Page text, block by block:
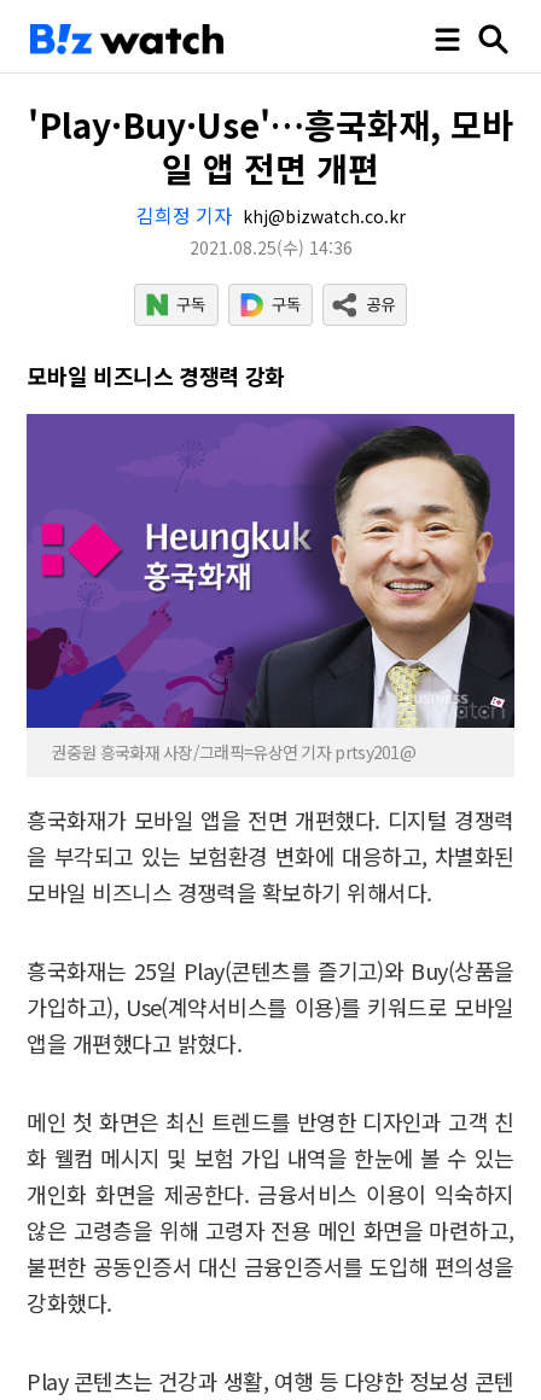
'Play·Buy·Use'…흥국화재, 모바
일 앱 전면 개편
김희정 기자 khj@bizwatch.co.kr
2021.08.25(수) 14:36
모바일 비즈니스 경쟁력 강화
권중원 흥국화재 사장/그래픽=유상연 기자 prtsy201@
흥국화재가 모바일 앱을 전면 개편했다. 디지털 경쟁력
을 부각되고 있는 보험환경 변화에 대응하고, 차별화된
모바일 비즈니스 경쟁력을 확보하기 위해서다.
흥국화재는 25일 Play(콘텐츠를 즐기고)와 Buy(상품을
가입하고), Use(계약서비스를 이용)를 키워드로 모바일
앱을 개편했다고 밝혔다.
메인 첫 화면은 최신 트렌드를 반영한 디자인과 고객 친
화 웰컴 메시지 및 보험 가입 내역을 한눈에 볼 수 있는
개인화 화면을 제공한다. 금융서비스 이용이 익숙하지
않은 고령층을 위해 고령자 전용 메인 화면을 마련하고,
불편한 공동인증서 대신 금융인증서를 도입해 편의성을
강화했다.
Play 콘텐츠는 건강과 생활, 여행 등 다양한 정보성 콘텐